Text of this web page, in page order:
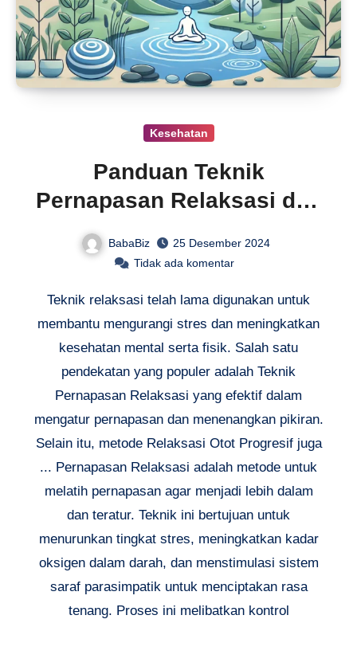
Kesehatan
Panduan Teknik
Pernapasan Relaksasi dan
BabaBiz
25 Desember 2024
Tidak ada komentar
Teknik relaksasi telah lama digunakan untuk
membantu mengurangi stres dan meningkatkan
kesehatan mental serta fisik. Salah satu
pendekatan yang populer adalah Teknik
Pernapasan Relaksasi yang efektif dalam
mengatur pernapasan dan menenangkan pikiran.
Selain itu, metode Relaksasi Otot Progresif juga
... Pernapasan Relaksasi adalah metode untuk
melatih pernapasan agar menjadi lebih dalam
dan teratur. Teknik ini bertujuan untuk
menurunkan tingkat stres, meningkatkan kadar
oksigen dalam darah, dan menstimulasi sistem
saraf parasimpatik untuk menciptakan rasa
tenang. Proses ini melibatkan kontrol